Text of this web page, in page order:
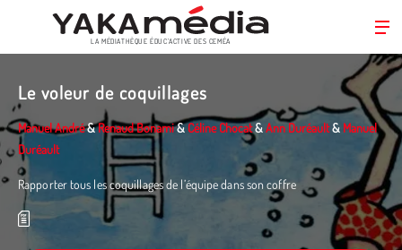
contenu
principal
LA MÉDIATHÈQUE ÉDUC’ACTIVE DES CEMÉA
Le voleur de coquillages
Manuel André&Renaud Bonami&Céline Chocat&Ann Duréault& Manuel
Duréault
Rapporter tous les coquillages de l’équipe dans son coffre